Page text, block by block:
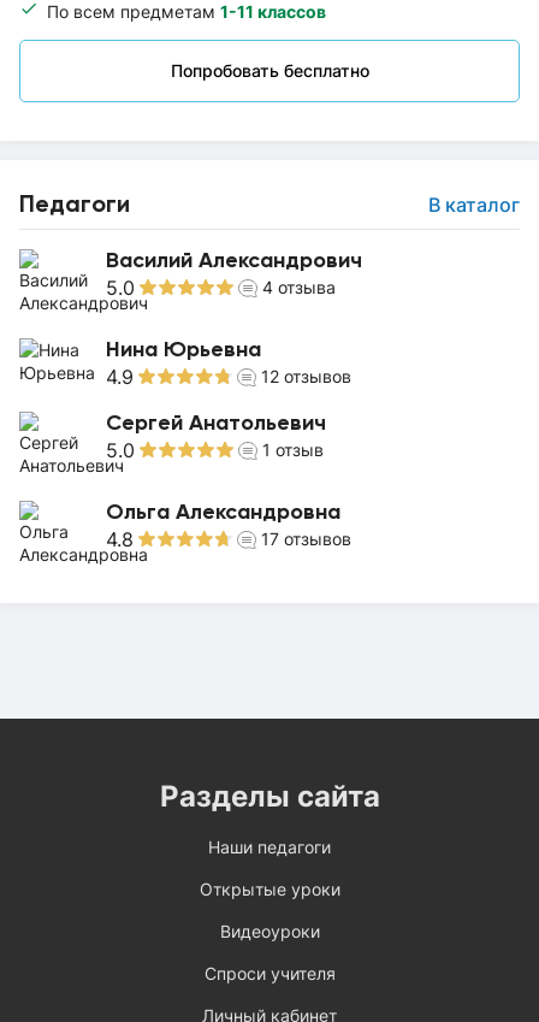
По всем предметам 1-11 классов
Попробовать бесплатно
Педагоги В каталог
Василий Александрович
5.0 4 отзыва
Нина Юрьевна
4.9 12 отзывов
Сергей Анатольевич
5.0 1 отзыв
Ольга Александровна
4.8 17 отзывов
Разделы сайта
Наши педагоги
Открытые уроки
Видеоуроки
Спроси учителя
Личный кабинет